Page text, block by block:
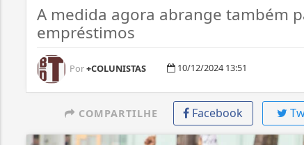
A medida agora abrange também
empréstimos
Por+COLUNISTAS 10/12/2024 13:51
COMPARTILHE Facebook